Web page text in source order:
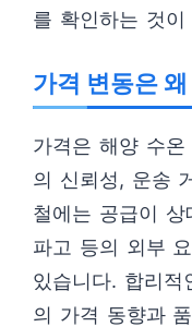
를 확인하는 것이
가격 변동은
가격은 해양 수
의 신뢰성, 운송
철에는 공급이 상
파고 등의 외부
있습니다. 합리
의 가격 동향과